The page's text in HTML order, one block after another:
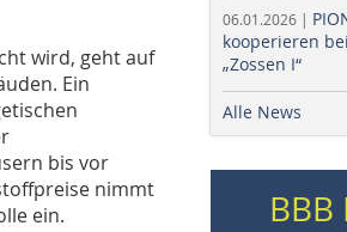
wird, geht auf
Ein
bis vor
nimmt
ein.
06.01.2026 |
kooperieren
„Zossen I“
Alle News